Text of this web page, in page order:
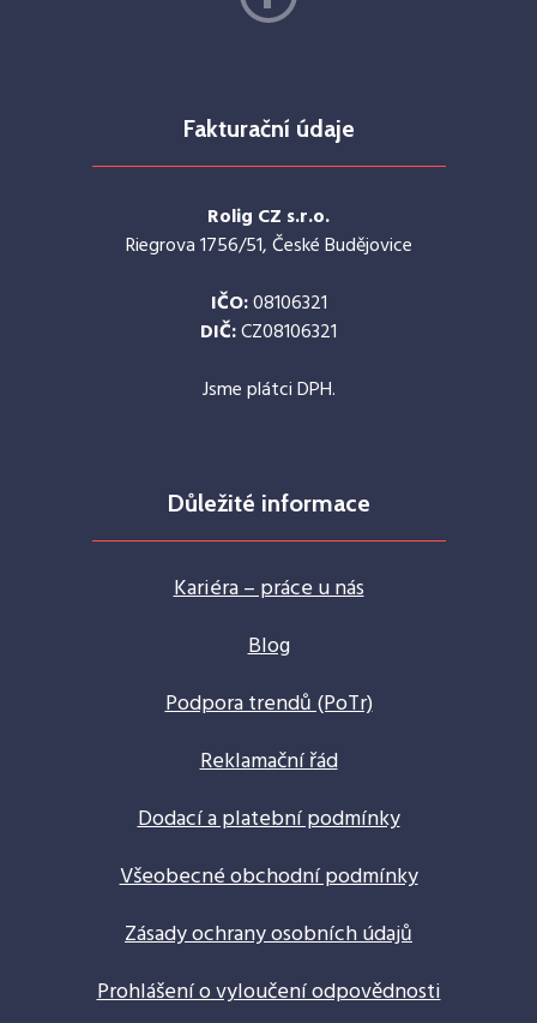
Fakturační údaje
Rolig CZ s.r.o.
Riegrova 1756/51, České Budějovice
IČO:08106321
DIČ:CZ08106321
Jsme plátci DPH.
Důležité informace
Kariéra – práce u nás
Blog
Podpora trendů (PoTr)
Reklamační řád
Dodací a platební podmínky
Všeobecné obchodní podmínky
Zásady ochrany osobních údajů
Prohlášení o vyloučení odpovědnosti